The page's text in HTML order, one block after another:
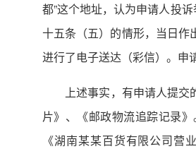
都”这个地址，认为申请人投
十五条（五）的情形，当日
进行了电子送达（彩信）。申
上述事实，有申请人提
片》、《邮政物流追踪记录
《湖南某某百货有限公司营